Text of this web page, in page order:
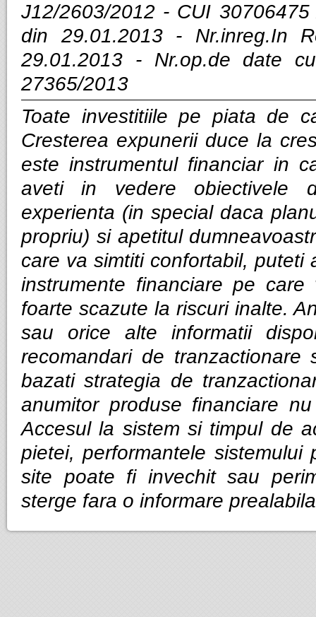
J12/2603/2012 - CUI
din 29.01.2013 - Nr.inreg.In
29.01.2013 - Nr.op.de date
27365/2013
Toate investitiile pe piata de
Cresterea expunerii duce la
este instrumentul financiar in
aveti in vedere obiectivele
experienta (in special daca
propriu) si apetitul
care va simtiti confortabil, puteti
instrumente financiare pe
foarte scazute la riscuri inalte.
sau orice alte informatii
recomandari de
bazati strategia de
anumitor produse financiare
Accesul la sistem si timpul de
pietei, performantele
site poate fi invechit sau
sterge fara o informare